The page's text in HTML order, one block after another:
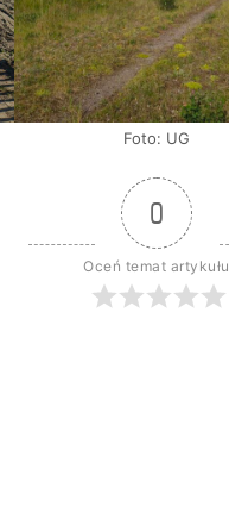
Foto: UG
0
Oceń temat artykułu